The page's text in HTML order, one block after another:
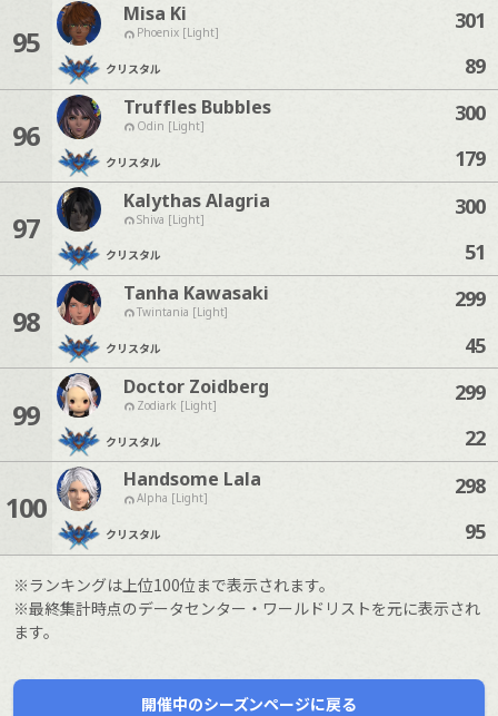
95
Misa Ki
Phoenix [Light]
クリスタル
301
89
96
Truffles Bubbles
Odin [Light]
クリスタル
300
179
97
Kalythas Alagria
Shiva [Light]
クリスタル
300
51
98
Tanha Kawasaki
Twintania [Light]
クリスタル
299
45
99
Doctor Zoidberg
Zodiark [Light]
クリスタル
299
22
100
Handsome Lala
Alpha [Light]
クリスタル
298
95
※ランキングは上位100位まで表示されます。
※最終集計時点のデータセンター・ワールドリストを元に表示され
ます。
開催中のシーズンページに戻る